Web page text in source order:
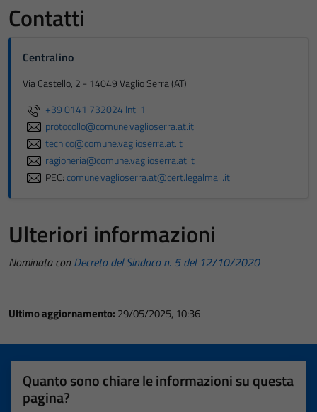
Contatti
Centralino
Via Castello, 2 - 14049 Vaglio Serra (AT)
+39 0141 732024 Int. 1
protocollo@comune.vaglioserra.at.it
tecnico@comune.vaglioserra.at.it
ragioneria@comune.vaglioserra.at.it
PEC:comune.vaglioserra.at@cert.legalmail.it
Ulteriori informazioni
Nominata con Decreto del Sindaco n. 5 del 12/10/2020
Ultimo aggiornamento: 29/05/2025, 10:36
Quanto sono chiare le informazioni su questa
pagina?